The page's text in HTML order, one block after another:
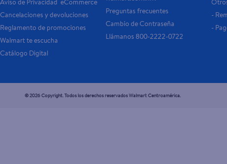
Aviso de Privacidad  eCommerce
Cancelaciones y devoluciones
Reglamento de promociones
Walmart te escucha
Catálogo Digital
Preguntas frecuentes
Cambio de Contraseña
Llámanos 800-2222-0722
-
-
© 2026 Copyright. Todos los derechos reservados Walmart Centroamérica.